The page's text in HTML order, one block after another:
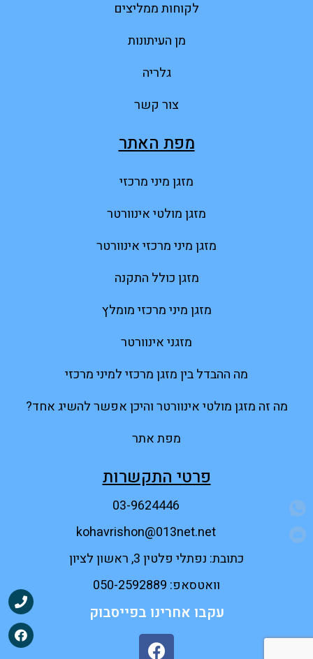
לקוחות ממליצים
מן העיתונות
גלריה
צור קשר
מפת האתר
מזגן מיני מרכזי
מזגן מולטי אינוורטר
מזגן מיני מרכזי אינוורטר
מזגן כולל התקנה
מזגן מיני מרכזי מומלץ
מזגני אינוורטר
מה ההבדל בין מזגן מרכזי למיני מרכזי
מה זה מזגן מולטי אינוורטר והיכן אפשר להשיג אחד?
מפת אתר
פרטי התקשרות
03-9624446
kohavrishon@013net.net
כתובת: נפתלי פלטין 3, ראשון לציון
וואטסאפ: 050-2592889
עקבו אחרינו בפייסבוק